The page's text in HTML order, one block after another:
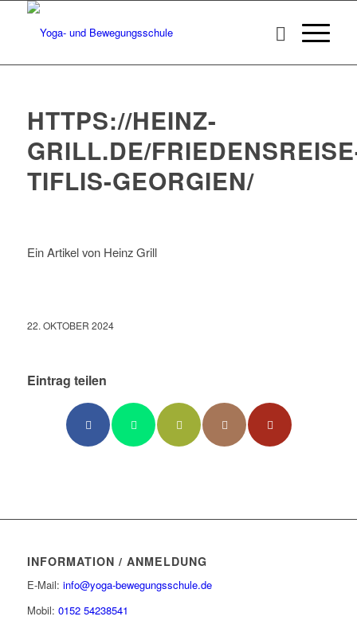
HTTPS://HEINZ-
GRILL.DE/
TIFLIS-GEORGIEN/
Ein Artikel von Heinz Grill
22. OKTOBER 2024
Eintrag teilen
INFORMATION / ANMELDUNG
E-Mail: info@yoga-bewegungsschule.de
Mobil: 0152 54238541